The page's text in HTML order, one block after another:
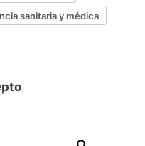
sanitaria y médica